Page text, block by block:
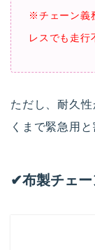
※チェーン義
レスでも走行
ただし、耐久
くまで緊急用
✔︎布製チェ